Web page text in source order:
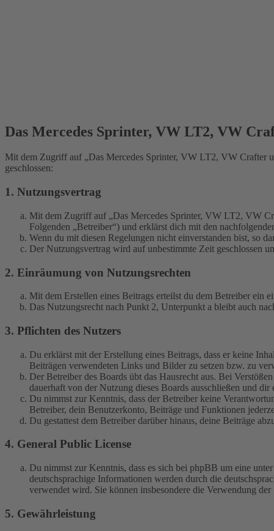
Das Mercedes Sprinter, VW LT2, VW
Mit dem Zugriff auf „Das Mercedes Sprinter, VW LT2, VW Crafter
geschlossen:
1. Nutzungsvertrag
Mit dem Zugriff auf „Das Mercedes Sprinter, VW LT2, VW
Folgenden „Betreiber“) und erklärst dich mit den
Wenn du mit diesen Regelungen nicht einverstanden bist, so
Der Nutzungsvertrag wird auf unbestimmte Zeit geschlossen
2. Einräumung von Nutzungsrechten
Mit dem Erstellen eines Beitrags erteilst du dem Betreiber ein
Das Nutzungsrecht nach Punkt 2, Unterpunkt a bleibt auch
3. Pflichten des Nutzers
Du erklärst mit der Erstellung eines Beitrags, dass er keine
Beiträgen verwendeten Links und Bilder zu setzen bzw. zu
Der Betreiber des Boards übt das Hausrecht aus. Bei
dauerhaft von der Nutzung dieses Boards ausschließen und dir
Du nimmst zur Kenntnis, dass der Betreiber keine
Betreiber, dein Benutzerkonto, Beiträge und Funktionen
Du gestattest dem Betreiber darüber hinaus, deine Beiträge
4. General Public License
Du nimmst zur Kenntnis, dass es sich bei phpBB um eine unter
deutschsprachige Informationen werden durch die
verwendet wird. Sie können insbesondere die Verwendung
5. Gewährleistung